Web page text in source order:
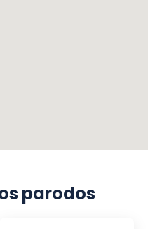
parodos